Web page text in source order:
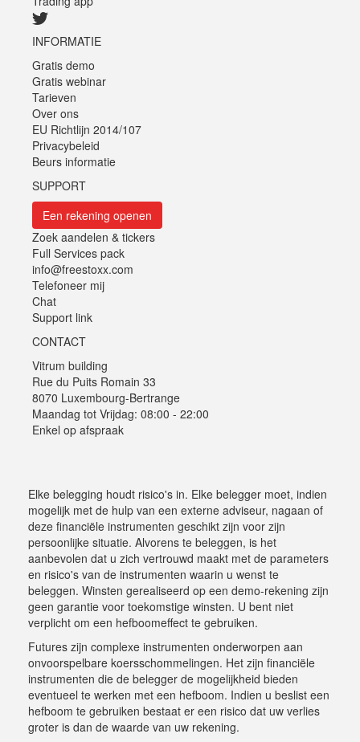
INFORMATIE
Gratis demo
Gratis webinar
Tarieven
Over ons
EU Richtlijn 2014/107
Privacybeleid
Beurs informatie
SUPPORT
Een rekening openen
Zoek aandelen & tickers
Full Services pack
info@freestoxx.com
Telefoneer mij
Chat
Support link
CONTACT
Vitrum building
Rue du Puits Romain 33
8070 Luxembourg-Bertrange
Maandag tot Vrijdag: 08:00 - 22:00
Enkel op afspraak
Elke belegging houdt risico's in. Elke belegger moet, indien
mogelijk met de hulp van een externe adviseur, nagaan of
deze financiële instrumenten geschikt zijn voor zijn
persoonlijke situatie. Alvorens te beleggen, is het
aanbevolen dat u zich vertrouwd maakt met de parameters
en risico's van de instrumenten waarin u wenst te
beleggen. Winsten gerealiseerd op een demo-rekening zijn
geen garantie voor toekomstige winsten. U bent niet
verplicht om een hefboomeffect te gebruiken.
Futures zijn complexe instrumenten onderworpen aan
onvoorspelbare koersschommelingen. Het zijn financiële
instrumenten die de belegger de mogelijkheid bieden
eventueel te werken met een hefboom. Indien u beslist een
hefboom te gebruiken bestaat er een risico dat uw verlies
groter is dan de waarde van uw rekening.